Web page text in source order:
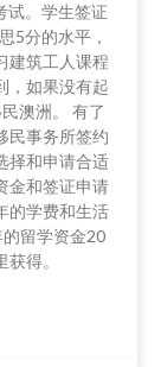
试。学生签证
5分的水平，
建筑工人课程
，如果没有起
澳洲。 有了
民事务所签约
择和申请合适
金和签证申请
的学费和生活
留学资金20
得。